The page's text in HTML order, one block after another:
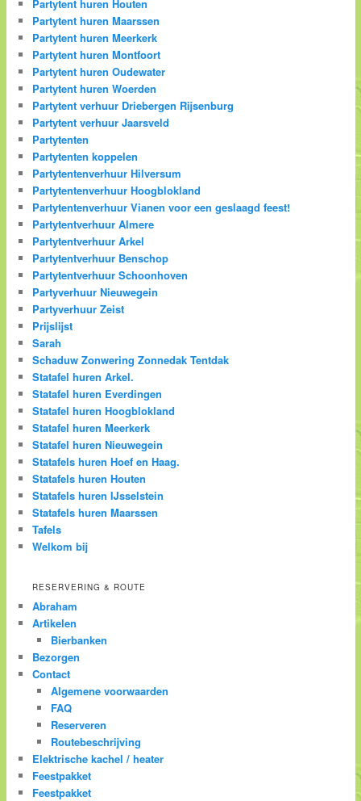
Partytent huren Houten
Partytent huren Maarssen
Partytent huren Meerkerk
Partytent huren Montfoort
Partytent huren Oudewater
Partytent huren Woerden
Partytent verhuur Driebergen Rijsenburg
Partytent verhuur Jaarsveld
Partytenten
Partytenten koppelen
Partytentenverhuur Hilversum
Partytentenverhuur Hoogblokland
Partytentenverhuur Vianen voor een geslaagd feest!
Partytentverhuur Almere
Partytentverhuur Arkel
Partytentverhuur Benschop
Partytentverhuur Schoonhoven
Partyverhuur Nieuwegein
Partyverhuur Zeist
Prijslijst
Sarah
Schaduw Zonwering Zonnedak Tentdak
Statafel huren Arkel.
Statafel huren Everdingen
Statafel huren Hoogblokland
Statafel huren Meerkerk
Statafel huren Nieuwegein
Statafels huren Hoef en Haag.
Statafels huren Houten
Statafels huren IJsselstein
Statafels huren Maarssen
Tafels
Welkom bij
RESERVERING & ROUTE
Abraham
Artikelen
Bierbanken
Bezorgen
Contact
Algemene voorwaarden
FAQ
Reserveren
Routebeschrijving
Elektrische kachel / heater
Feestpakket
Feestpakket